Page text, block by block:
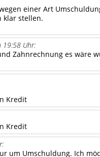
einer Art
klar stellen.
19:58 Uhr:
Zahnrechnung es wäre
Kredit
Kredit
um Umschuldung. Ich